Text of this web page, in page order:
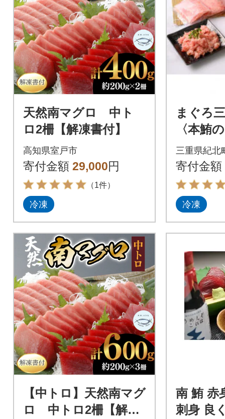
天然南マグロ 中ト
ロ2柵【解凍書付】
高知県室戸市
寄付金額 29,000円
（1件）
冷凍
まぐろ
〈本鮪
2・ネギ
袋〉【
三重県紀北
寄付金額
冷凍
【中トロ】天然南マグ
ロ 中トロ2柵【解凍
南 鮪 赤
刺身 良